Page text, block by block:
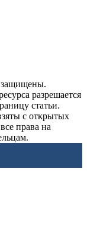
защищены.
разрешается
статьи.
с открытых
права на